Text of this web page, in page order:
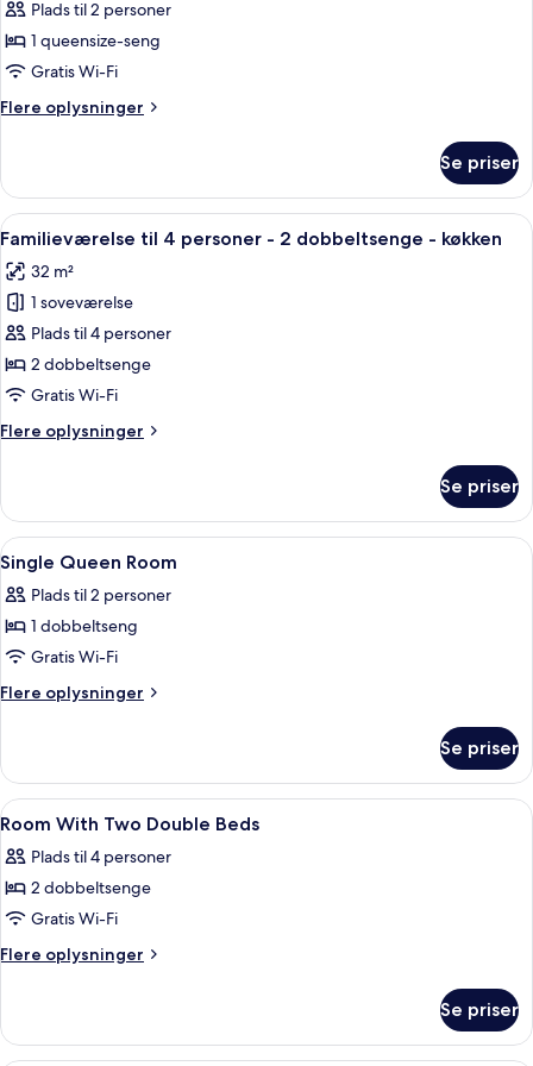
Standardværelse
-
1
seng
Plads til 2 personer
1 queensize-seng
Gratis Wi-Fi
Flere oplysninger
Flere
-
queensize-
handicapvenligt
Se priser
Indlæs
alle
billeder
af
Familieværelse
til
4
-
køkken
Et hotelværelse med to senge, et
5
Familieværelse til 4 personer - 2 dobbeltsenge - køkken
32 m²
1 soveværelse
Plads til 4 personer
2 dobbeltsenge
Gratis Wi-Fi
Flere oplysninger
Flere
til
4
personer
2
dobbeltsenge
køkken
Se priser
Indlæs
alle
billeder
af
Single
Queen
Strygejern/strygebræt, gratis Wi-Fi,
1
Single Queen Room
Plads til 2 personer
1 dobbeltseng
Gratis Wi-Fi
Flere oplysninger
Flere
Queen
Room
Se priser
Indlæs
alle
billeder
af
Room
With
Beds
Gratis toiletartikler, hårtørrer,
1
Room With Two Double Beds
Plads til 4 personer
2 dobbeltsenge
Gratis Wi-Fi
Flere oplysninger
Flere
With
Two
Se priser